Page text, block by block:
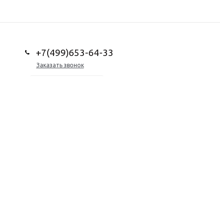
+7(499)653-64-33
Заказать звонок